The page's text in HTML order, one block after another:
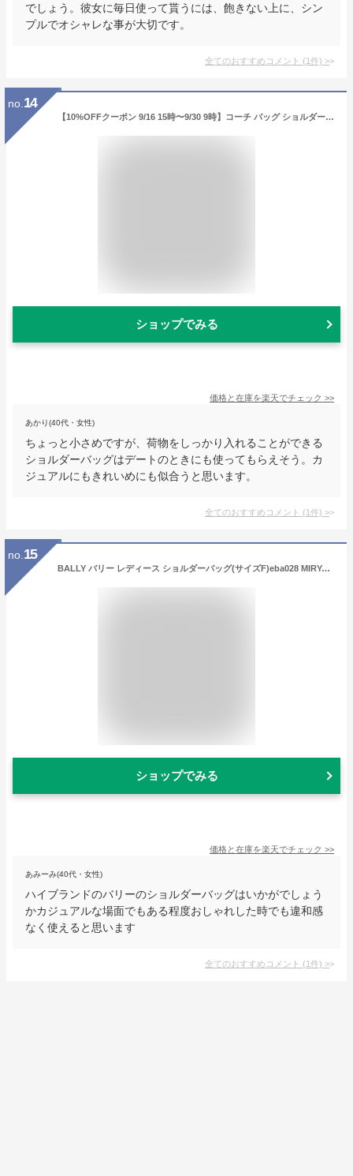
でしょう。彼女に毎日使って貰うには、飽きない上に、シン
プルでオシャレな事が大切です。
全てのおすすめコメント (1件) >
no. 14
【10%OFFクーポン 9/16 15時〜9/30 9時】コーチ バッグ ショルダーバッグ レディース アウトレット COACH F39856 91382
ショップでみる
価格と在庫を楽天でチェック >>
あかり(40代・女性)
ちょっと小さめですが、荷物をしっかり入れることができる
ショルダーバッグはデートのときにも使ってもらえそう。カ
ジュアルにもきれいめにも似合うと思います。
全てのおすすめコメント (1件) >
no. 15
BALLY バリー レディース ショルダーバッグ(サイズF)eba028 MIRYAH SKIN 16 ベージュ
ショップでみる
価格と在庫を楽天でチェック >>
あみーみ(40代・女性)
ハイブランドのバリーのショルダーバッグはいかがでしょう
かカジュアルな場面でもある程度おしゃれした時でも違和感
なく使えると思います
全てのおすすめコメント (1件) >